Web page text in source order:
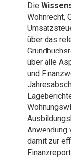
Die
Wohnrecht,
über das
über alle
und
Anwendung
damit zur